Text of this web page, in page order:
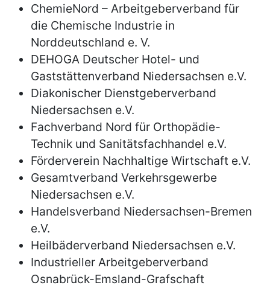
ChemieNord – Arbeitgeberverband für
die Chemische Industrie in
Norddeutschland e. V.
DEHOGA Deutscher Hotel- und
Gaststättenverband Niedersachsen e.V.
Diakonischer Dienstgeberverband
Niedersachsen e.V.
Fachverband Nord für Orthopädie-
Technik und Sanitätsfachhandel e.V.
Förderverein Nachhaltige Wirtschaft e.V.
Gesamtverband Verkehrsgewerbe
Niedersachsen e.V.
Handelsverband Niedersachsen-Bremen
e.V.
Heilbäderverband Niedersachsen e.V.
Industrieller Arbeitgeberverband
Osnabrück-Emsland-Grafschaft